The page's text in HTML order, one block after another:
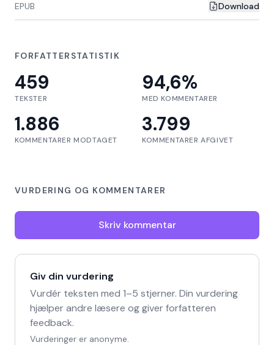
EPUB Download
FORFATTERSTATISTIK
459
TEKSTER
94,6%
MED KOMMENTARER
1.886
KOMMENTARER MODTAGET
3.799
KOMMENTARER AFGIVET
VURDERING OG KOMMENTARER
Skriv kommentar
Giv din vurdering
Vurdér teksten med 1–5 stjerner. Din vurdering
hjælper andre læsere og giver forfatteren
feedback.
Vurderinger er anonyme.